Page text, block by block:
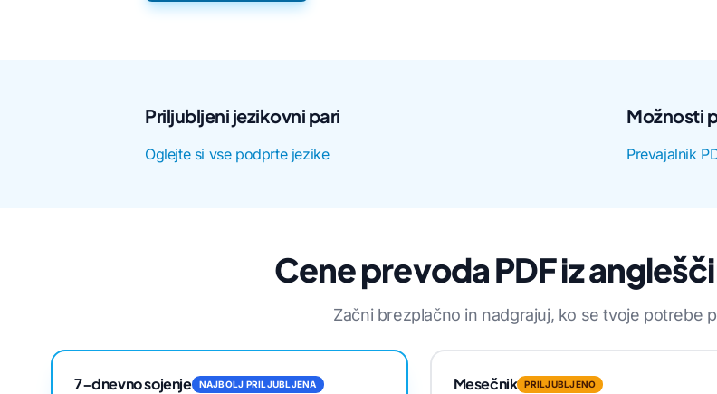
Priljubljeni jezikovni pari
Oglejte si vse podprte jezike
Možnosti
Prevajalnik
Cene prevoda PDF iz
Začni brezplačno in nadgrajuj, ko se tvoje potrebe
7-dnevno sojenje NAJBOLJ PRILJUBLJENA Mesečnik PRILJUBLJENO